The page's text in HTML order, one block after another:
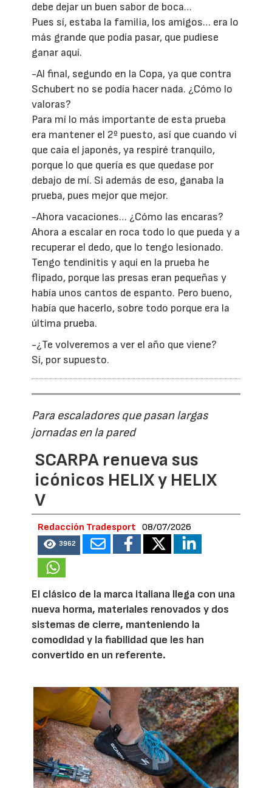
debe dejar un buen sabor de boca…
Pues sí, estaba la familia, los amigos… era lo
más grande que podía pasar, que pudiese
ganar aquí.
-Al final, segundo en la Copa, ya que contra
Schubert no se podía hacer nada. ¿Cómo lo
valoras?
Para mí lo más importante de esta prueba
era mantener el 2º puesto, así que cuando vi
que caía el japonés, ya respiré tranquilo,
porque lo que quería es que quedase por
debajo de mí. Si además de eso, ganaba la
prueba, pues mejor que mejor.
-Ahora vacaciones… ¿Cómo las encaras?
Ahora a escalar en roca todo lo que pueda y a
recuperar el dedo, que lo tengo lesionado.
Tengo tendinitis y aquí en la prueba he
flipado, porque las presas eran pequeñas y
había unos cantos de espanto. Pero bueno,
había que hacerlo, sobre todo porque era la
última prueba.
-¿Te volveremos a ver el año que viene?
Sí, por supuesto.
Para escaladores que pasan largas
jornadas en la pared
SCARPA renueva sus
icónicos HELIX y HELIX
V
Redacción Tradesport 08/07/2026
3962
El clásico de la marca italiana llega con una
nueva horma, materiales renovados y dos
sistemas de cierre, manteniendo la
comodidad y la fiabilidad que les han
convertido en un referente.